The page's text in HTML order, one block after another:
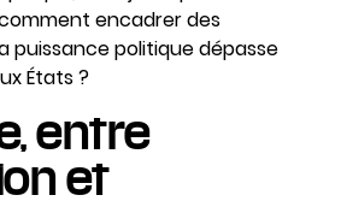
encadrer des
puissance politique dépasse
États ?
entre
et